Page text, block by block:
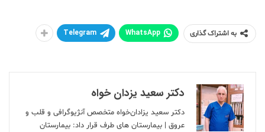
به اشتراک گذاری WhatsApp
Telegram
دکتر سعید یزدان خواه
دکتر سعید یزادان‌خواه متخصص آنژیوگرافی و قلب و
عروق | بیمارستان های طرف قرار داد: بیمارستان